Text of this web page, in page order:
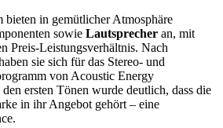
bieten in gemütlicher Atmosphäre
sowie Lautsprecher an, mit
Preis-Leistungsverhältnis. Nach
sie sich für das Stereo- und
von Acoustic Energy
ersten Tönen wurde deutlich, dass die
in ihr Angebot gehört – eine